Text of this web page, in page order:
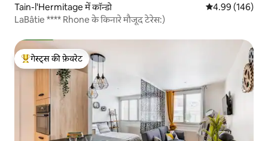
Tain-l'Hermitage में कॉन्डो औसत रेटिंग 5 में से
4.99 (146)
LaBâtie **** Rhone के किनारे मौजूद टेरेस:)
गेस्ट्स का टॉप फ़ेवरेट
गेस्ट्स की फ़ेवरेट